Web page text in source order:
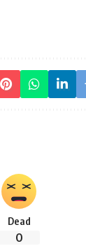
Dead
0